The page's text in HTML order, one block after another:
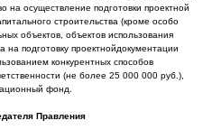
на осуществление подготовки проектной
строительства (кроме особо
объектов, объектов использования
подготовку проектнойдокументации
конкурентных способов
(не более 25 000 000 руб.),
фонд.
Правления